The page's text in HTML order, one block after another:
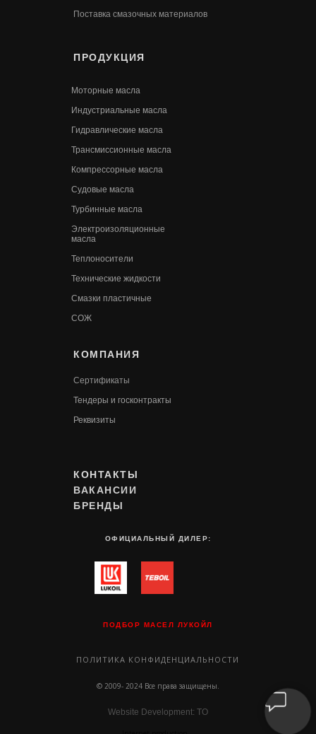
Поставка смазочных материалов
ПРОДУКЦИЯ
КОМПАНИЯ
Website Development: TO
© 2009- 2024 Все права защищены.
ПОЛИТИКА КОНФИДЕНЦИАЛЬНОСТИ
Моторные масла
Индустриальные масла
Гидравлические масла
Трансмиссионные масла
Компрессорные масла
Судовые масла
Турбинные масла
Электроизоляционные
масла
Теплоносители
Технические жидкости
Смазки пластичные
СОЖ
Сертификаты
Тендеры и госконтракты
Реквизиты
КОНТАКТЫ
ОФИЦИАЛЬНЫЙ ДИЛЕР:
БРЕНДЫ
ПОДБОР МАСЕЛ ЛУКОЙЛ
ВАКАНСИИ